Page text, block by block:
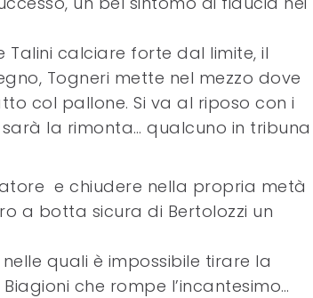
Talini calciare forte dal limite, il
Togneri mette nel mezzo dove
col pallone. Si va al riposo con i
la rimonta… qualcuno in tribuna
e chiudere nella propria metà
a botta sicura di Bertolozzi un
quali è impossibile tirare la
che rompe l’incantesimo…